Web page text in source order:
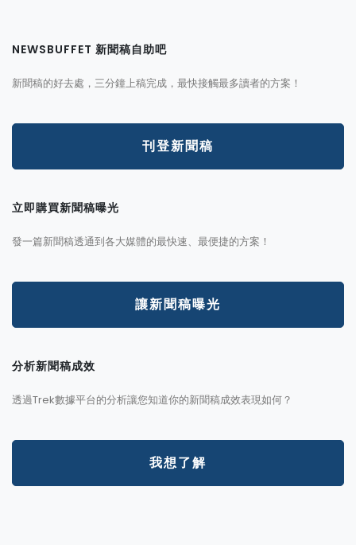
NEWSBUFFET 新聞稿自助吧
新聞稿的好去處，三分鐘上稿完成，最快接觸最多讀者的方案！
刊登新聞稿
立即購買新聞稿曝光
發一篇新聞稿透通到各大媒體的最快速、最便捷的方案！
讓新聞稿曝光
分析新聞稿成效
透過Trek數據平台的分析讓您知道你的新聞稿成效表現如何？
我想了解